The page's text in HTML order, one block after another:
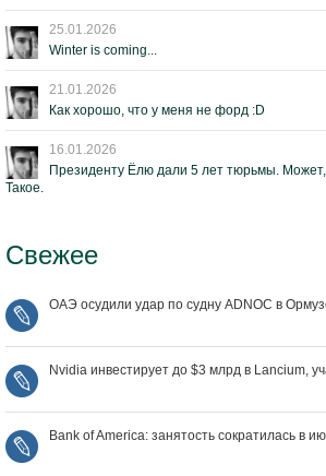
25.01.2026
Winter is coming...
21.01.2026
Как хорошо, что у меня не форд :D
16.01.2026
Президенту Ёлю дали 5 лет тюрьмы.
Такое.
Свежее
ОАЭ осудили удар по судну ADNOC в
Nvidia инвестирует до $3 млрд в Lancium,
Bank of America: занятость сократилась в